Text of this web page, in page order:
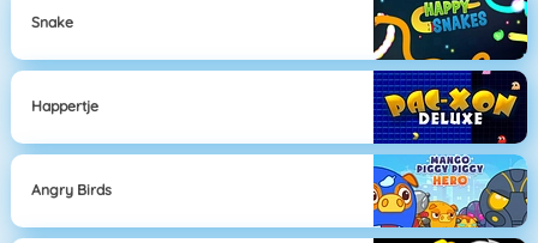
Snake
Happertje
Angry Birds